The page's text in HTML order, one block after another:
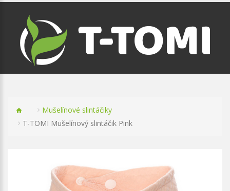
Mušelínové slintáčiky
T-TOMI Mušelínový slintáčik Pink